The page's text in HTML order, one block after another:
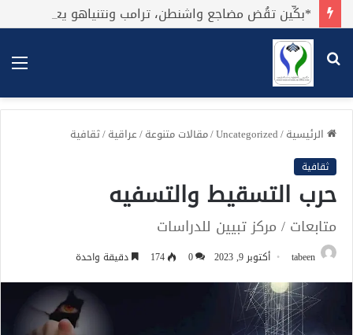
بحث
عن
الرئيسية/
Uncategorized
/مقالات متنوعة/عراقية/ثقافية
ثقافية
حرب التسقيط والتسفيه
متابعات / مركز تبيين للدراسات
tabeen أكتوبر 9, 2023 0
174 دقيقة واحدة